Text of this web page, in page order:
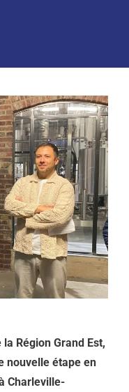
Région Grand Est,
nouvelle étape en
Charleville-